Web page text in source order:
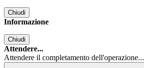
Chiudi
Informazione
Chiudi
Attendere...
Attendere il completamento dell'operazione...